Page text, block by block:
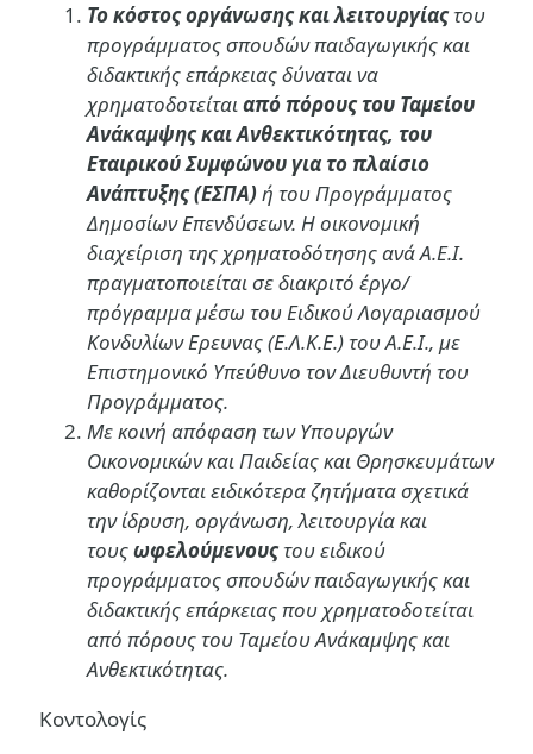
Το κόστος οργάνωσης και λειτουργίαςτου
προγράμματος σπουδών παιδαγωγικής και
διδακτικής επάρκειας δύναται να
χρηματοδοτείταιαπό πόρους του Ταμείου
Ανάκαμψης και Ανθεκτικότητας, του
Εταιρικού Συμφώνου για το πλαίσιο
Ανάπτυξης (ΕΣΠΑ)ή του Προγράμματος
Δημοσίων Επενδύσεων. Η οικονομική
διαχείριση της χρηματοδότησης ανά Α.Ε.Ι.
πραγματοποιείται σε διακριτό έργο/
πρόγραμμα μέσω του Ειδικού Λογαριασμού
Κονδυλίων Ερευνας (Ε.Λ.Κ.Ε.) του Α.Ε.Ι., με
Επιστημονικό Υπεύθυνο τον Διευθυντή του
Προγράμματος.
Με κοινή απόφαση των Υπουργών
Οικονομικών και Παιδείας και Θρησκευμάτων
καθορίζονται ειδικότερα ζητήματα σχετικά
την ίδρυση, οργάνωση, λειτουργία και
τουςωφελούμενουςτου ειδικού
προγράμματος σπουδών παιδαγωγικής και
διδακτικής επάρκειας που χρηματοδοτείται
από πόρους του Ταμείου Ανάκαμψης και
Ανθεκτικότητας.
Κοντολογίς